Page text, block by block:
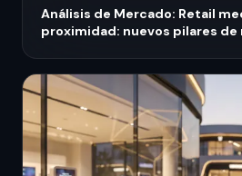
Análisis de Mercado: Retail
proximidad: nuevos pilares